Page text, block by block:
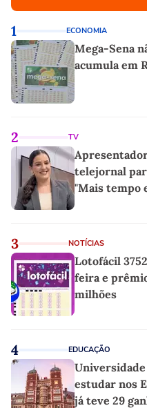
1 ECONOMIA
Mega-Sena
acumula em
2 TV
telejornal
"Mais tempo
3 NOTÍCIAS
Lotofácil
feira e
milhões
4 EDUCAÇÃO
estudar nos
já teve 29